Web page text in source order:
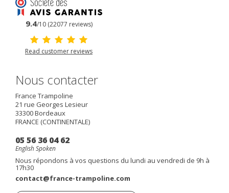
9.4/10 (22077 reviews)
Read customer reviews
Nous contacter
France Trampoline
21 rue Georges Lesieur
33300Bordeaux
FRANCE (CONTINENTALE)
05 56 36 04 62
English Spoken
Nous répondons à vos questions du lundi au vendredi de 9h à
17h30
contact@france-trampoline.com